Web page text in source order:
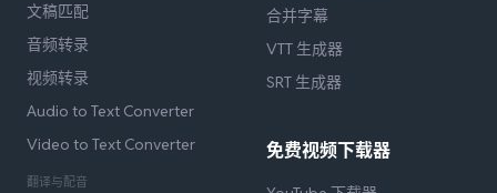
文稿匹配
音频转录
视频转录
Audio to Text Converter
Video to Text Converter
翻译与配音
合并字幕
VTT 生成器
SRT 生成器
免费视频下载器